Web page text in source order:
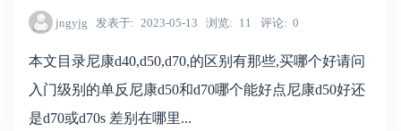
jngyjg 发表于 2023-05-13 浏览 11 评论 0
本文目录尼康d40,d50,d70,的区别有那些,买哪个好请问
入门级别的单反尼康d50和d70哪个能好点尼康d50好还
是d70或d70s 差别在哪里...